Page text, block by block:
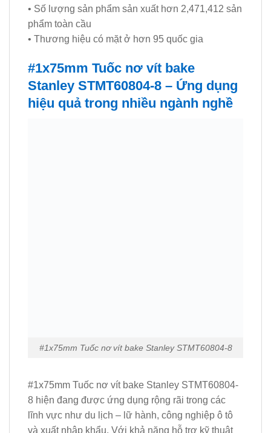
• Số lượng sản phẩm sản xuất hơn 2,471,412 sản
phẩm toàn cầu
• Thương hiệu có mặt ở hơn 95 quốc gia
#1x75mm Tuốc nơ vít bake
Stanley STMT60804-8 – Ứng dụng
hiệu quả trong nhiều ngành nghề
#1x75mm Tuốc nơ vít bake Stanley STMT60804-8
#1x75mm Tuốc nơ vít bake Stanley STMT60804-
8 hiện đang được ứng dụng rộng rãi trong các
lĩnh vực như du lịch – lữ hành, công nghiệp ô tô
và xuất nhập khẩu. Với khả năng hỗ trợ kỹ thuật